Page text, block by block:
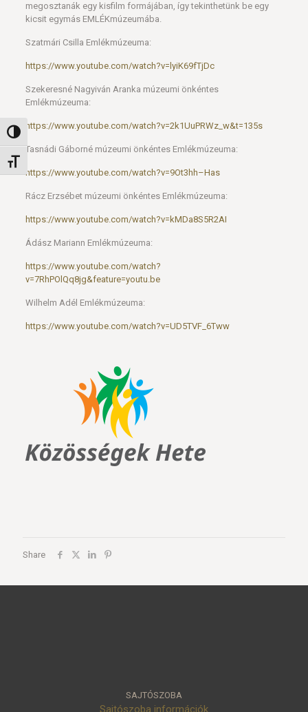
Nagy kontraszt váltása
Betűméret váltása
megosztanák egy kisfilm formájában, így tekinthetünk be egy
kicsit egymás EMLÉKmúzeumába.
Szatmári Csilla Emlékmúzeuma:
https://www.youtube.com/watch?v=lyiK69fTjDc
Szekeresné Nagyiván Aranka múzeumi önkéntes
Emlékmúzeuma:
https://www.youtube.com/watch?v=2k1UuPRWz_w&t=135s
Tasnádi Gáborné múzeumi önkéntes Emlékmúzeuma:
https://www.youtube.com/watch?v=9Ot3hh–Has
Rácz Erzsébet múzeumi önkéntes Emlékmúzeuma:
https://www.youtube.com/watch?v=kMDa8S5R2AI
Ádász Mariann Emlékmúzeuma:
https://www.youtube.com/watch?
v=7RhPOlQq8jg&feature=youtu.be
Wilhelm Adél Emlékmúzeuma:
https://www.youtube.com/watch?v=UD5TVF_6Tww
Share
SAJTÓSZOBA
Sajtószoba információk